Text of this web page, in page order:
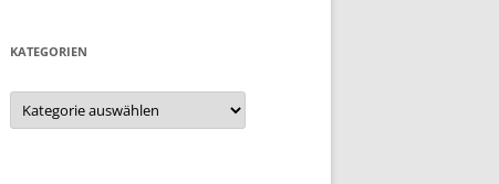
KATEGORIEN
Kategorien